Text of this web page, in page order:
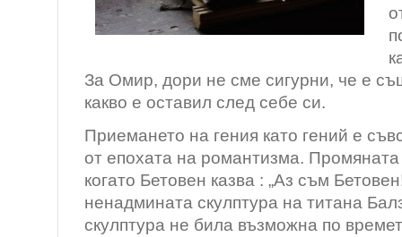
За Омир, дори не сме сигурни, че е
какво е оставил след себе си.
Приемането на гения като гений е
от епохата на романтизма.
когато Бетовен казва : „Аз съм
ненадмината скулптура на титана
скулптура не била възможна по